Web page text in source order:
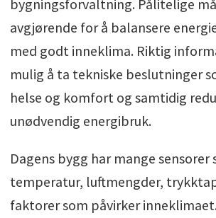
bygningsforvaltning. Pålitelige
avgjørende for å balansere
med godt inneklima. Riktig
mulig å ta tekniske beslutninger
helse og komfort og samtidig
unødvendig energibruk.
Dagens bygg har mange sensorer
temperatur, luftmengder,
faktorer som påvirker